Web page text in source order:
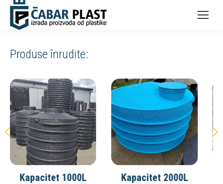
Produse înrudite:
Kapacitet 3000L Kapacitet 4000L